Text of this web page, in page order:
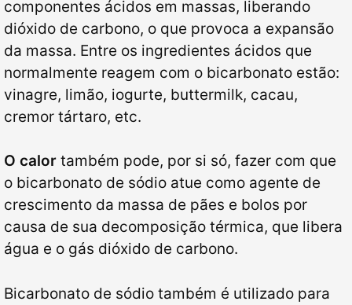
componentes ácidos em massas, liberando
dióxido de carbono, o que provoca a expansão
da massa. Entre os ingredientes ácidos que
normalmente reagem com o bicarbonato estão:
vinagre, limão, iogurte, buttermilk, cacau,
cremor tártaro, etc.
O calor também pode, por si só, fazer com que
o bicarbonato de sódio atue como agente de
crescimento da massa de pães e bolos por
causa de sua decomposição térmica, que libera
água e o gás dióxido de carbono.
Bicarbonato de sódio também é utilizado para